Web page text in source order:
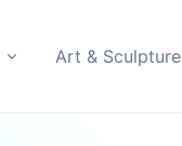
Art & Sculpture